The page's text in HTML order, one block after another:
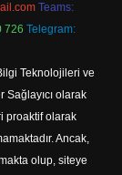
Teams:
726 Telegram:
Teknolojileri ve
Sağlayıcı olarak
proaktif olarak
Ancak,
olup, siteye